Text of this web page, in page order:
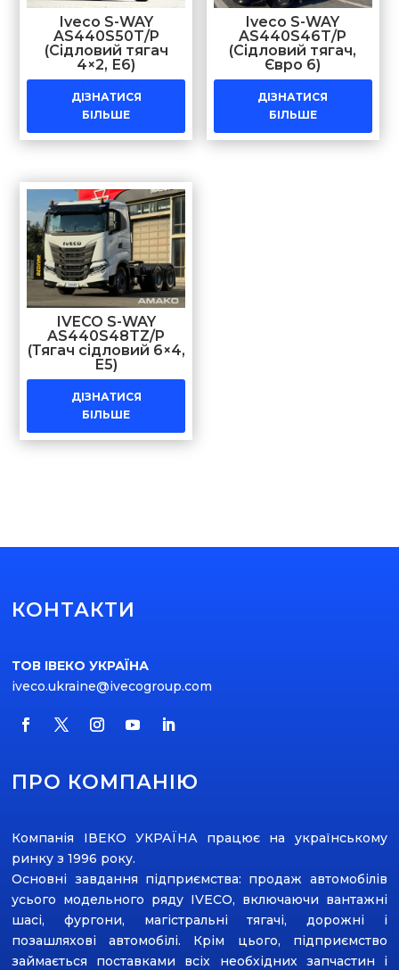
Iveco S-WAY
AS440S50T/P
(Сідловий тягач
4×2, Е6)
ДІЗНАТИСЯ
БІЛЬШЕ
Iveco S-WAY
AS440S46T/P
(Сідловий тягач,
Євро 6)
ДІЗНАТИСЯ
БІЛЬШЕ
IVECO S-WAY
AS440S48TZ/P
(Тягач сідловий 6×4,
Е5)
ДІЗНАТИСЯ
БІЛЬШЕ
КОНТАКТИ
ТОВ ІВЕКО УКРАЇНА
iveco.ukraine@ivecogroup.com
ПРО КОМПАНІЮ
Компанія ІВЕКО УКРАЇНА працює на українському
ринку з 1996 року.
Основні завдання підприємства: продаж автомобілів
усього модельного ряду ІVECO, включаючи вантажні
шасі, фургони, магістральні тягачі, дорожні і
позашляхові автомобілі. Крім цього, підприємство
займається поставками всіх необхідних запчастин і